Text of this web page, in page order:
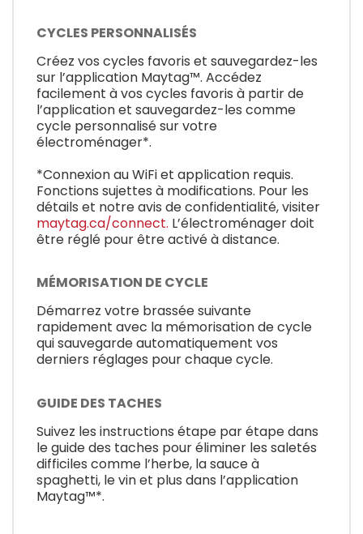
CYCLES PERSONNALISÉS
Créez vos cycles favoris et sauvegardez-les
sur l’application Maytag™. Accédez
facilement à vos cycles favoris à partir de
l’application et sauvegardez-les comme
cycle personnalisé sur votre
électroménager*.
*Connexion au WiFi et application requis.
Fonctions sujettes à modifications. Pour les
détails et notre avis de confidentialité, visiter
maytag.ca/connect. L’électroménager doit
être réglé pour être activé à distance.
MÉMORISATION DE CYCLE
Démarrez votre brassée suivante
rapidement avec la mémorisation de cycle
qui sauvegarde automatiquement vos
derniers réglages pour chaque cycle.
GUIDE DES TACHES
Suivez les instructions étape par étape dans
le guide des taches pour éliminer les saletés
difficiles comme l’herbe, la sauce à
spaghetti, le vin et plus dans l’application
Maytag™*.